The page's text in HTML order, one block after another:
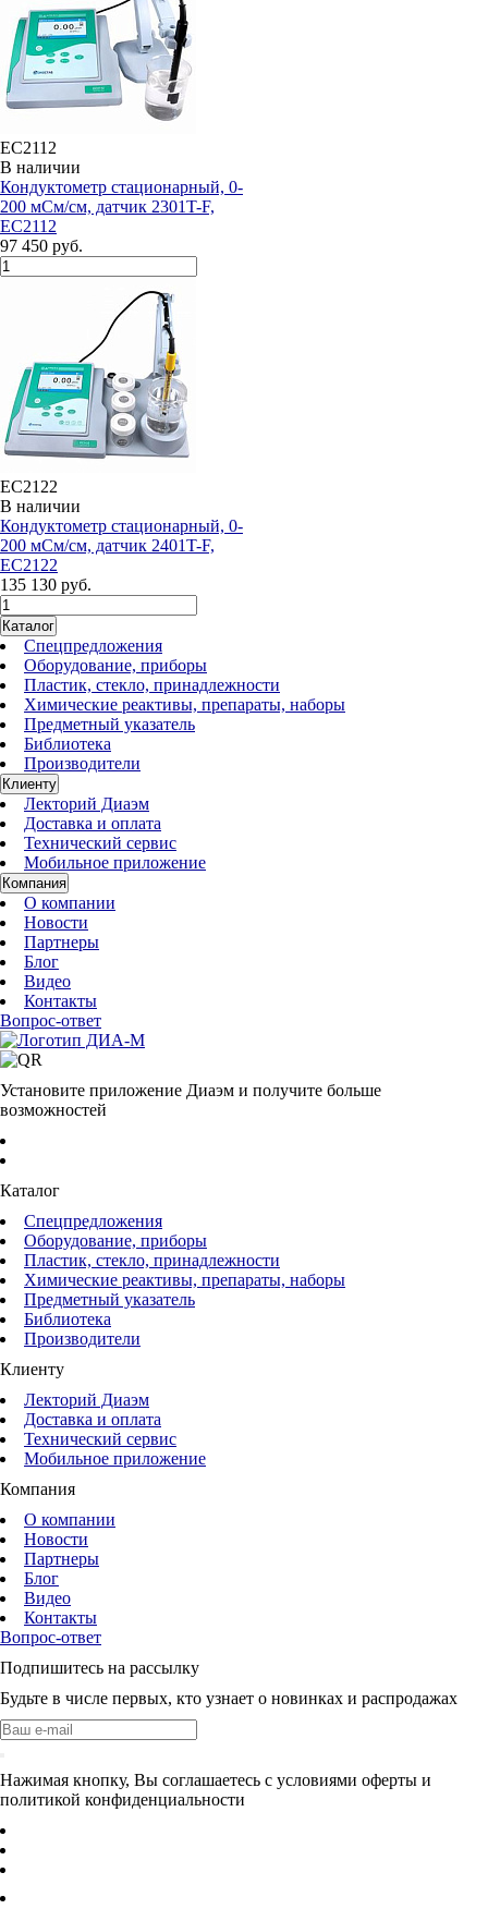
EC2112
В наличии
Кондуктометр стационарный, 0-
200 мСм/см, датчик 2301T-F,
EC2112
97 450 руб.
EC2122
В наличии
Кондуктометр стационарный, 0-
200 мСм/см, датчик 2401T-F,
EC2122
135 130 руб.
Каталог
Спецпредложения
Оборудование, приборы
Пластик, стекло, принадлежности
Химические реактивы, препараты, наборы
Предметный указатель
Библиотека
Производители
Клиенту
Лекторий Диаэм
Доставка и оплата
Технический сервис
Мобильное приложение
Компания
О компании
Новости
Партнеры
Блог
Видео
Контакты
Вопрос-ответ
Установите приложение Диаэм и получите больше
возможностей
Каталог
Спецпредложения
Оборудование, приборы
Пластик, стекло, принадлежности
Химические реактивы, препараты, наборы
Предметный указатель
Библиотека
Производители
Клиенту
Лекторий Диаэм
Доставка и оплата
Технический сервис
Мобильное приложение
Компания
О компании
Новости
Партнеры
Блог
Видео
Контакты
Вопрос-ответ
Подпишитесь на рассылку
Будьте в числе первых, кто узнает о новинках и распродажах
Нажимая кнопку, Вы соглашаетесь с условиями оферты и
политикой конфиденциальности